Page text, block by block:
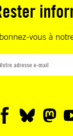
vous à